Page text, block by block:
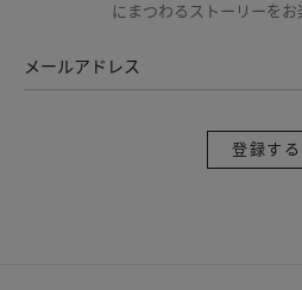
にまつわるストーリーをお
メールアドレス
録
す